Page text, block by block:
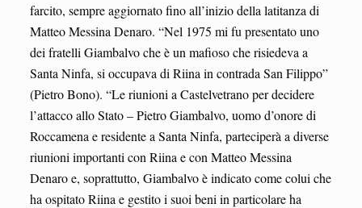
farcito, sempre aggiornato fino all’inizio della latitanza di
Matteo Messina Denaro. “Nel 1975 mi fu presentato uno
dei fratelli Giambalvo che è un mafioso che risiedeva a
Santa Ninfa, si occupava di Riina in contrada San Filippo”
(Pietro Bono). “Le riunioni a Castelvetrano per decidere
l’attacco allo Stato – Pietro Giambalvo, uomo d’onore di
Roccamena e residente a Santa Ninfa, parteciperà a diverse
riunioni importanti con Riina e con Matteo Messina
Denaro e, soprattutto, Giambalvo è indicato come colui che
ha ospitato Riina e gestito i suoi beni in particolare ha